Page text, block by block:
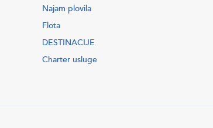
Najam plovila
Flota
DESTINACIJE
Charter usluge